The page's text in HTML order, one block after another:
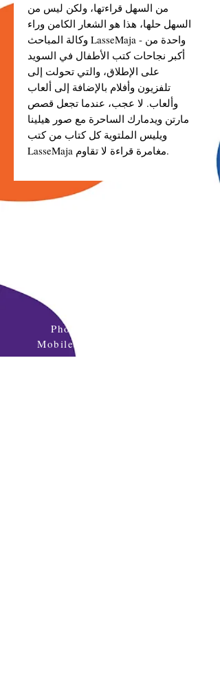
من السهل قراءتها، ولكن ليس من
السهل حلها، هذا هو الشعار الكامن وراء
وكالة المباحث LasseMaja - واحدة من
أكبر نجاحات كتب الأطفال في السويد
على الإطلاق، والتي تحولت إلى
تلفزيون وأفلام بالإضافة إلى ألعاب
وألعاب. لا عجب، عندما تجعل قصص
مارتن ويدمارك الساحرة مع صور هيلينا
ويليس الملتوية كل كتاب من كتب
LasseMaja مغامرة قراءة لا تقاوم.
Phone:
Mobile: +962777771595